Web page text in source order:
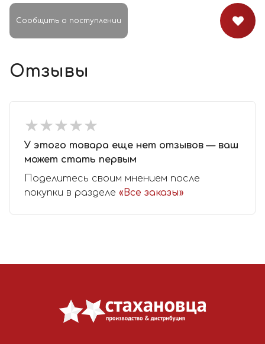
Сообщить о поступлении
Отзывы
★★★★★
★★★★★
У этого товара еще нет отзывов — ваш
может стать первым
Поделитесь своим мнением после
покупки в разделе «Все заказы»